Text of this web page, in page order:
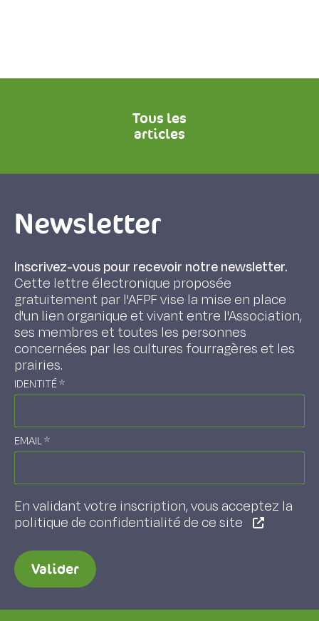
Tous les
articles
Newsletter
Inscrivez-vous pour recevoir notre newsletter.
Cette lettre électronique proposée
gratuitement par l'AFPF vise la mise en place
d'un lien organique et vivant entre l'Association,
ses membres et toutes les personnes
concernées par les cultures fourragères et les
prairies.
IDENTITÉ*
EMAIL*
En validant votre inscription, vous acceptez la
politique de confidentialité de ce site
Valider